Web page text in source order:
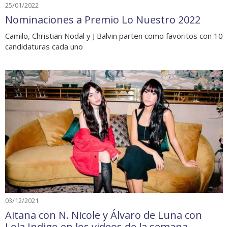
25/01/2022
Nominaciones a Premio Lo Nuestro 2022
Camilo, Christian Nodal y J Balvin parten como favoritos con 10
candidaturas cada uno
03/12/2021
Aitana con N. Nicole y Álvaro de Luna con